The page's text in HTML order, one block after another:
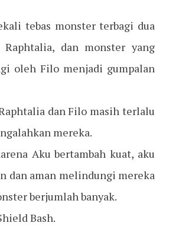
tebas monster terbagi dua
Raphtalia, dan monster yang
oleh Filo menjadi gumpalan
dan Filo masih terlalu
mereka.
Aku bertambah kuat, aku
dan aman melindungi mereka
berjumlah banyak.
Bash.